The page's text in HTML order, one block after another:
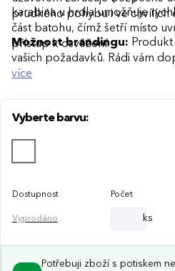
prudkého pohybu i ve chvílích
karabina u hrdla umožňuje
část batohu, čímž šetří místo
přístup k osvěžení.
Možnost brandingu:
vašich požadavků. Rádi vám
technologii potisku s ohledem
více
Vyberte barvu:
Dostupnost Počet
Vyprodáno ks
Potřebuji zboží s potiskem